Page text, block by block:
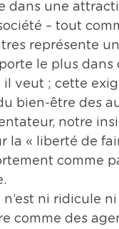
dans une
– tout
représente
le plus dans
veut ; cette
bien-être des
notre
la « liberté de
comme
n’est ni ridicule
comme des